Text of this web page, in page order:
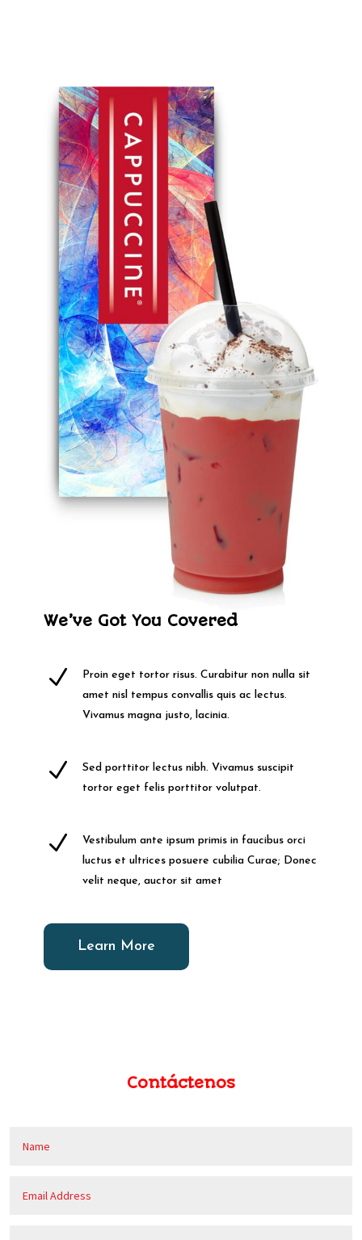
We’ve Got You Covered
N
Proin eget tortor risus. Curabitur non nulla sit
amet nisl tempus convallis quis ac lectus.
Vivamus magna justo, lacinia.
N
Sed porttitor lectus nibh. Vivamus suscipit
tortor eget felis porttitor volutpat.
N
Vestibulum ante ipsum primis in faucibus orci
luctus et ultrices posuere cubilia Curae; Donec
velit neque, auctor sit amet
Learn More
Contáctenos